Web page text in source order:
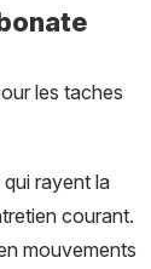
les taches
rayent la
courant.
mouvements